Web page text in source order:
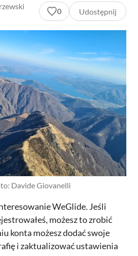
0 Udostępnij
Davide Giovanelli
WeGlide. Jeśli
możesz to zrobić
konta możesz dodać swoje
i zaktualizować ustawienia